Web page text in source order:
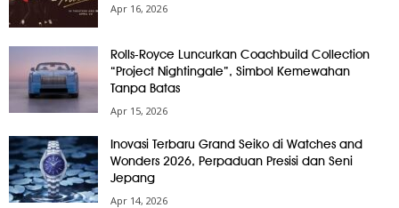
Apr 16, 2026
Rolls-Royce Luncurkan Coachbuild Collection
“Project Nightingale”, Simbol Kemewahan
Tanpa Batas
Apr 15, 2026
Inovasi Terbaru Grand Seiko di Watches and
Wonders 2026, Perpaduan Presisi dan Seni
Jepang
Apr 14, 2026